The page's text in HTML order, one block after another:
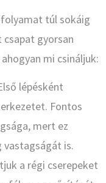
túl sokáig
gyorsan
mi csináljuk:
lépésként
Fontos
mert ez
vastagságát is.
a régi cserepeket